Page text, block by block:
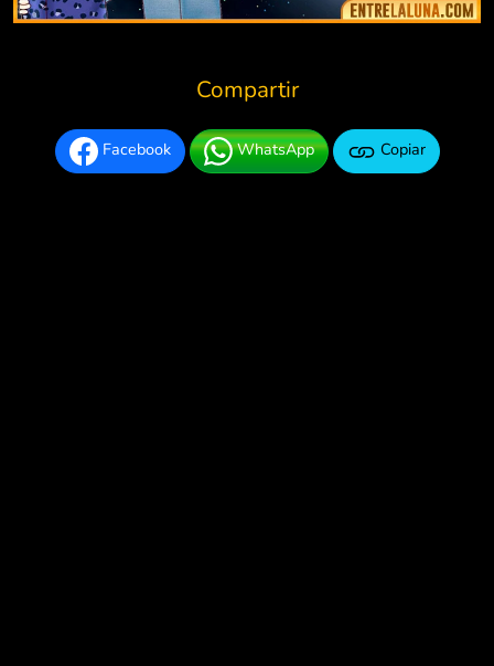
Compartir
Facebook WhatsApp Copiar